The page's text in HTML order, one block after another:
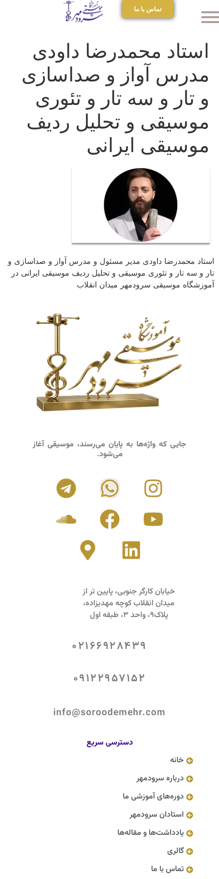
تماس با ما
استاد محمدرضا داودی
مدرس آواز و صداسازی
و تار و سه تار و تئوری
موسیقی و تحلیل ردیف
موسیقی ایرانی
استاد محمدرضا داودی مدیر مسئول و مدرس آواز و صداسازی و
تار و سه تار و تئوری موسیقی و تحلیل ردیف موسیقی ایرانی در
آموزشگاه موسیقی سرودمهر میدان انقلاب
جایی که واژه‌ها به پایان می‌رسند، موسیقی آغاز
می‌شود.
خیابان کارگر جنوبی، پایین تر از
میدان انقلاب کوچه مهدیزاده،
پلاک9، واحد 3، طبقه اول
02166928439
09122957152
info@soroodemehr.com
دسترسی سریع
خانه
درباره سرودمهر
دوره‌های آموزشی ما
استادان سرودمهر
یادداشت‌ها و مقاله‌ها
گالری
تماس با ما